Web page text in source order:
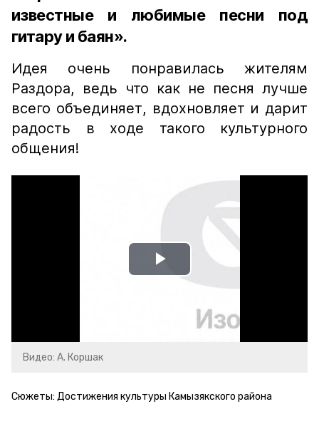
известные и любимые песни под
гитару и баян».
Идея очень понравилась жителям
Раздора, ведь что как не песня лучше
всего объединяет, вдохновляет и дарит
радость в ходе такого культурного
общения!
Play
Video
Видео: А. Коршак
Сюжеты: Достижения культуры Камызякского района